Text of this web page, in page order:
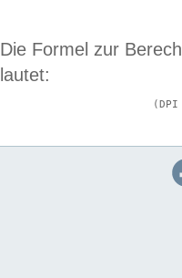
Die Formel zur
lautet: